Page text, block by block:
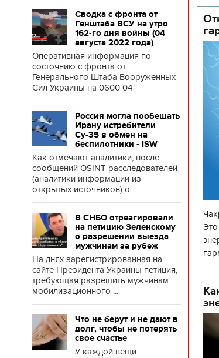
Сводка с фронта от
Генштаба ВСУ на утро
162-го дня войны (04
августа 2022 года)
Оперативная информация по
состоянию с фронта от
Генерального Штаба Вооруженных
Сил Украины на 0600 04
Россия могла пообещать
Ирану истребители
Су-35 в обмен на
беспилотники - ISW
Как отмечают аналитики, после
сообщений OSINT-расследователей
(аналитики информации из
открытых источников) о ...
В СНБО отреагировали
на петицию Зеленскому
о разрешении выезда
мужчинам за рубеж
На днях зарегистрированная на
сайте Президента Украины петиция,
требующая разрешить мужчинам
мобилизационного ...
Что не берут и не дают в
долг, чтобы не потерять
свое счастье
У каждой вещи
об